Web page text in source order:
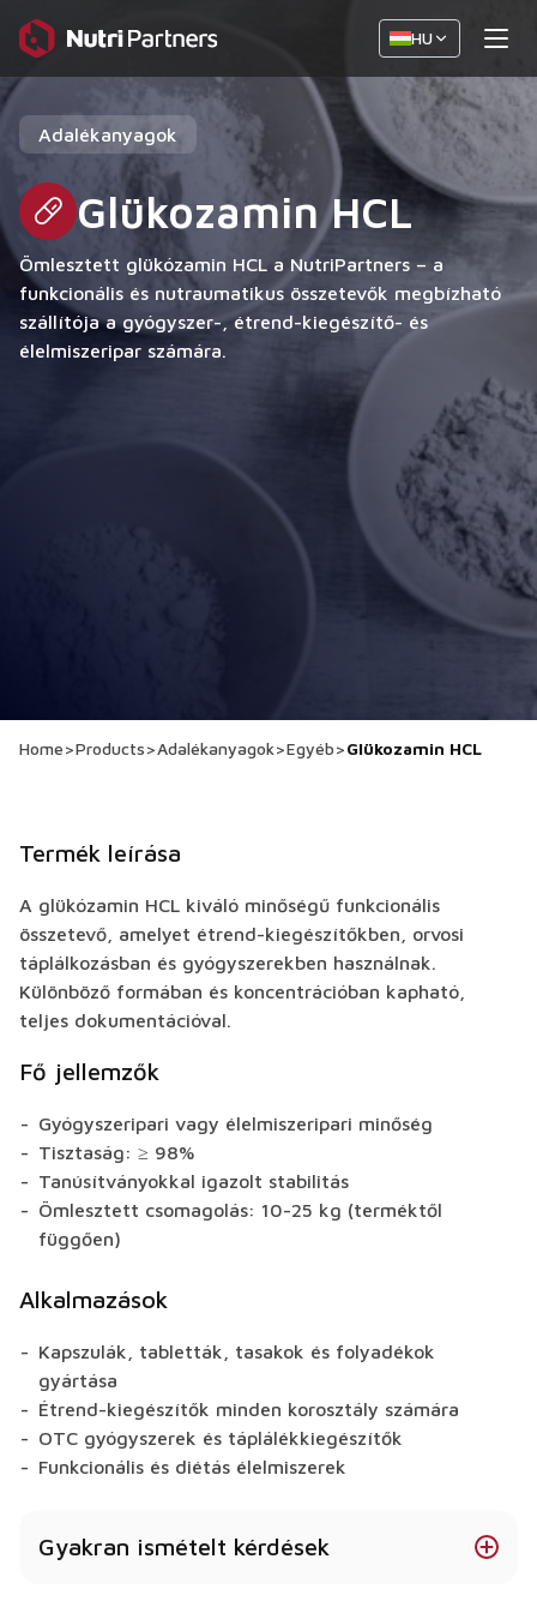
HU
Adalékanyagok
Glükozamin HCL
Ömlesztett glükózamin HCL a NutriPartners – a
funkcionális és nutraumatikus összetevők megbízható
szállítója a gyógyszer-, étrend-kiegészítő- és
élelmiszeripar számára.
Home>Products>Adalékanyagok>Egyéb>Glükozamin HCL
Termék leírása
A glükózamin HCL kiváló minőségű funkcionális
összetevő, amelyet étrend-kiegészítőkben, orvosi
táplálkozásban és gyógyszerekben használnak.
Különböző formában és koncentrációban kapható,
teljes dokumentációval.
Fő jellemzők
Gyógyszeripari vagy élelmiszeripari minőség
Tisztaság: ≥ 98%
Tanúsítványokkal igazolt stabilitás
Ömlesztett csomagolás: 10-25 kg (terméktől
függően)
Alkalmazások
Kapszulák, tabletták, tasakok és folyadékok
gyártása
Étrend-kiegészítők minden korosztály számára
OTC gyógyszerek és táplálékkiegészítők
Funkcionális és diétás élelmiszerek
Gyakran ismételt kérdések